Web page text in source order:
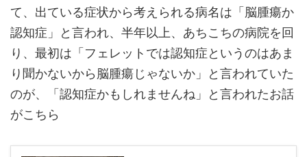
て、出ている症状から考えられる病名は「脳腫瘍か
認知症」と言われ、半年以上、あちこちの病院を回
り、最初は「フェレットでは認知症というのはあま
り聞かないから脳腫瘍じゃないか」と言われていた
のが、「認知症かもしれませんね」と言われたお話
がこちら